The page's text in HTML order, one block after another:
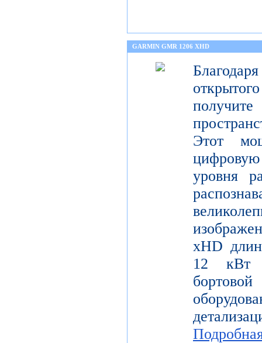
GARMIN GMR 1206 XHD
Этот
уровня
xHD
12 кВт